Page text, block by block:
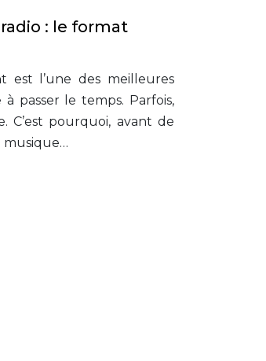
: le format
est l’une des meilleures
passer le temps. Parfois,
pourquoi, avant de
musique…